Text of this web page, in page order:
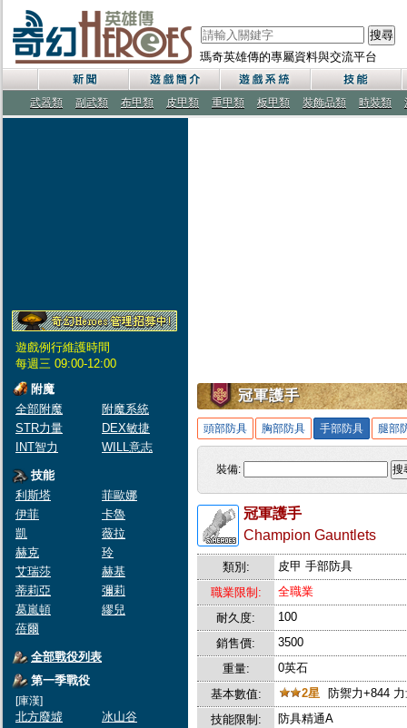
瑪奇英雄傳的專屬資料與交流平台
搜尋
武器類 副武類 布甲類 皮甲類 重甲類 板甲類 裝飾品類 時裝類
遊戲例行維護時間
每週三 09:00-12:00
附魔
全部附魔
附魔系統
STR力量
DEX敏捷
INT智力
WILL意志
技能
利斯塔
菲歐娜
伊菲
卡魯
凱
薇拉
赫克
玲
艾瑞莎
赫基
蒂莉亞
彌莉
葛嵐頓
繆兒
蓓爾
全部戰役列表
第一季戰役
[庫漢]
北方廢墟
冰山谷
冠軍護手
頭部防具 胸部防具 手部防具 腿部
裝備: 搜
冠軍護手
Champion Gauntlets
類別:
皮甲 手部防具
職業限制:
全職業
耐久度:
100
銷售價:
3500
重量:
0英石
基本數值:
2星
防禦力+844
技能限制:
防具精通A